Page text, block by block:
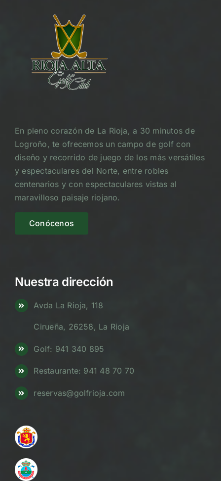
En pleno corazón de La Rioja, a 30 minutos de
Logroño, te ofrecemos un campo de golf con
diseño y recorrido de juego de los más versátiles
y espectaculares del Norte, entre robles
centenarios y con espectaculares vistas al
maravilloso paisaje riojano.
Conócenos
Nuestra dirección
Avda La Rioja, 118
Cirueña, 26258, La Rioja
Golf: 941 340 895
Restaurante: 941 48 70 70
reservas@golfrioja.com